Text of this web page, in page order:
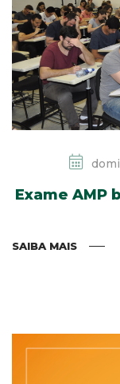
Exame AMP
SAIBA MAIS